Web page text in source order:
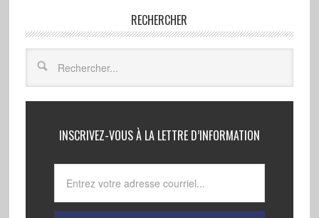
RECHERCHER
INSCRIVEZ-VOUS À LA LETTRE D’INFORMATION